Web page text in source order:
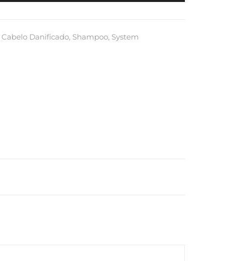
Cabelo Danificado, Shampoo, System